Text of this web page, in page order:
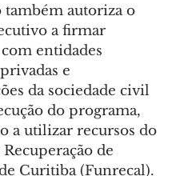
também autoriza o
a firmar
entidades
e
da sociedade civil
do programa,
a utilizar recursos do
de
Curitiba (Funrecal).